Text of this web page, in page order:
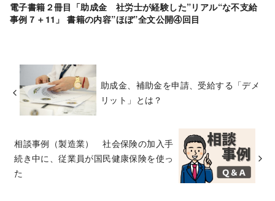
電子書籍２冊目「助成金 社労士が経験した”リアル“な不支給
事例７＋11」 書籍の内容”ほぼ”全文公開④回目
助成金、補助金を申請、受給する「デメ
リット」とは？
相談事例（製造業） 社会保険の加入手
続き中に、従業員が国民健康保険を使っ
た